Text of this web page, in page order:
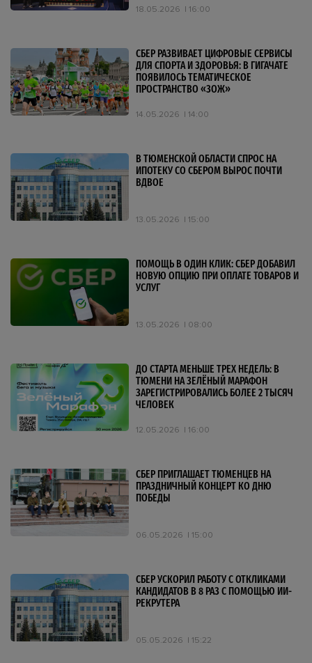
18.05.2026 16:00
СБЕР РАЗВИВАЕТ ЦИФРОВЫЕ СЕРВИСЫ
ДЛЯ СПОРТА И ЗДОРОВЬЯ: В ГИГАЧАТЕ
ПОЯВИЛОСЬ ТЕМАТИЧЕСКОЕ
ПРОСТРАНСТВО «ЗОЖ»
14.05.2026 14:00
В ТЮМЕНСКОЙ ОБЛАСТИ СПРОС НА
ИПОТЕКУ СО СБЕРОМ ВЫРОС ПОЧТИ
ВДВОЕ
13.05.2026 15:00
ПОМОЩЬ В ОДИН КЛИК: СБЕР ДОБАВИЛ
НОВУЮ ОПЦИЮ ПРИ ОПЛАТЕ ТОВАРОВ И
УСЛУГ
13.05.2026 08:00
ДО СТАРТА МЕНЬШЕ ТРЕХ НЕДЕЛЬ: В
ТЮМЕНИ НА ЗЕЛЁНЫЙ МАРАФОН
ЗАРЕГИСТРИРОВАЛИСЬ БОЛЕЕ 2 ТЫСЯЧ
ЧЕЛОВЕК
12.05.2026 16:00
СБЕР ПРИГЛАШАЕТ ТЮМЕНЦЕВ НА
ПРАЗДНИЧНЫЙ КОНЦЕРТ КО ДНЮ
ПОБЕДЫ
06.05.2026 15:00
СБЕР УСКОРИЛ РАБОТУ С ОТКЛИКАМИ
КАНДИДАТОВ В 8 РАЗ С ПОМОЩЬЮ ИИ-
РЕКРУТЕРА
05.05.2026 15:22